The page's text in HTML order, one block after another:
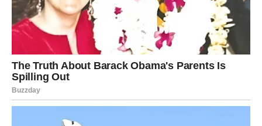
Vaga
Vage danas prolaze kroz pravi emotivni vrtlog. Jedan deo
svega.
Moguće su suze, ali i veliko olakšanje. Nekad je potrebno
da se emocije izliju kako biste mogli da nastavite dalje.